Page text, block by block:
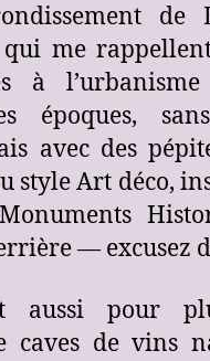
de
me
à
époques,
avec des
style Art déco,
— excusez
aussi pour
caves de vins